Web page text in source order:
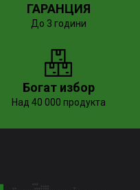
ГАРАНЦИЯ
До 3 години
Богат избор
Над 40 000 продукта